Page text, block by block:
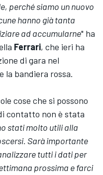
perché siamo un nuovo
hanno già tanta
ad accumularne" ha
Ferrari, che ieri ha
di gara nel
la bandiera rossa.
cose che si possono
contatto non è stata
stati molto utili alla
Sarà importante
tutti i dati per
prossima e farci